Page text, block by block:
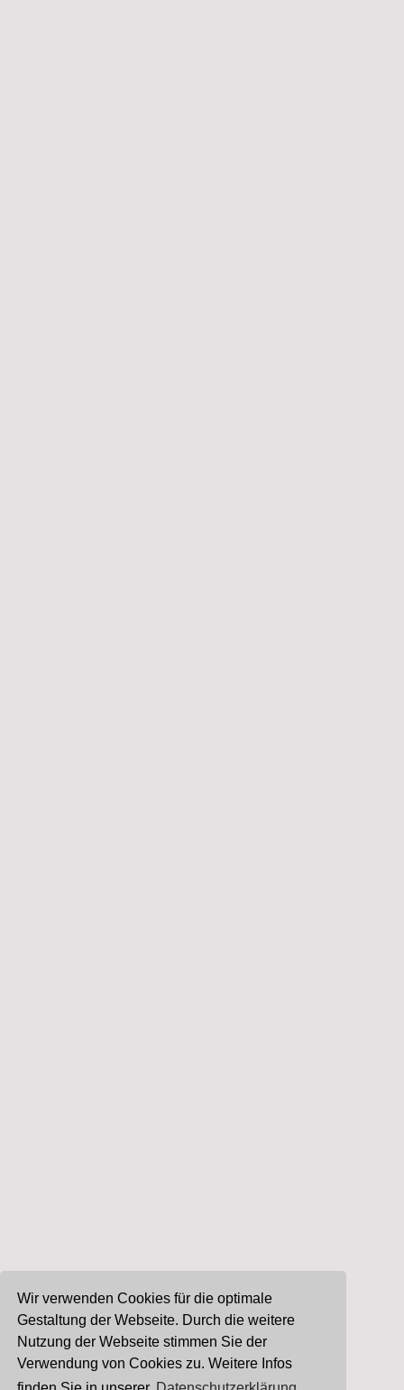
Wir verwenden Cookies für die optimale
Gestaltung der Webseite. Durch die weitere
Nutzung der Webseite stimmen Sie der
Verwendung von Cookies zu. Weitere Infos